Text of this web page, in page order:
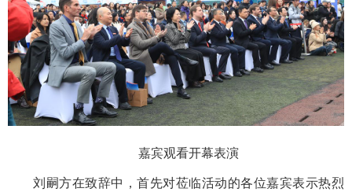
嘉宾观看开幕表演
刘嗣方在致辞中，首先对莅临活动的各位嘉宾表示热烈